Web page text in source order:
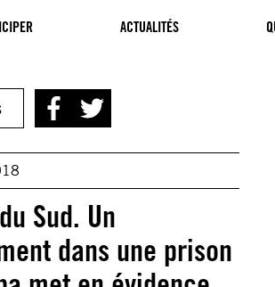
ACTUALITÉS
Sud. Un
dans une prison